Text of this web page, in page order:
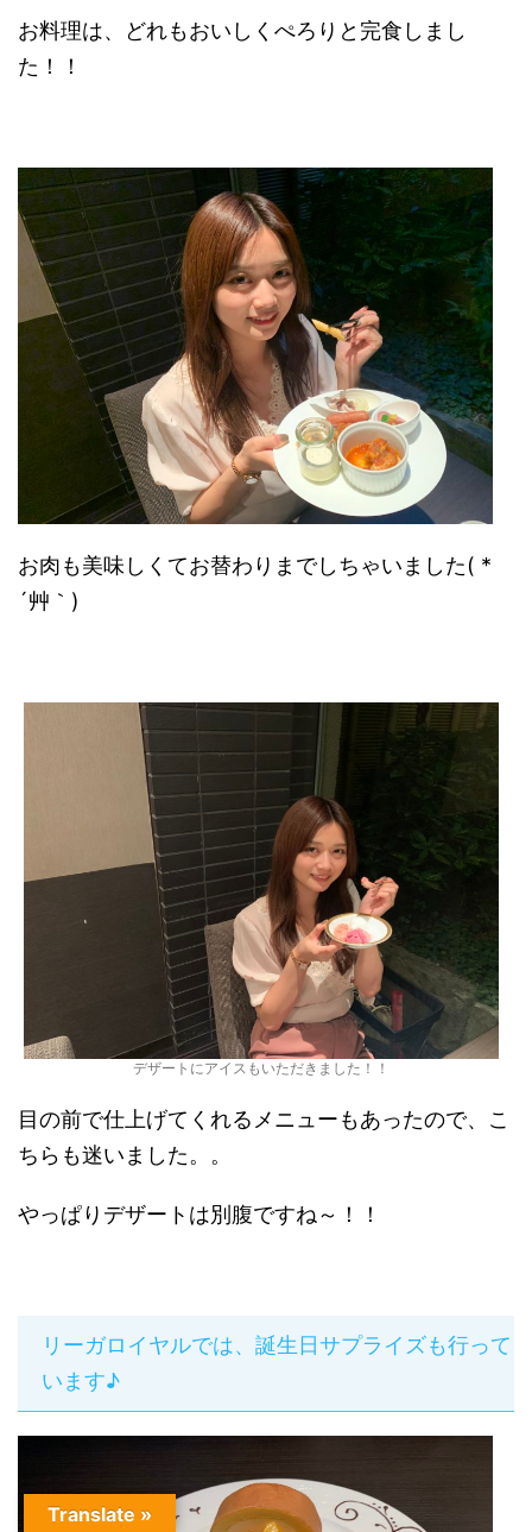
お料理は、どれもおいしくぺろりと完食しまし
た！！
お肉も美味しくてお替わりまでしちゃいました( *
´艸｀)
デザートにアイスもいただきました！！
目の前で仕上げてくれるメニューもあったので、こ
ちらも迷いました。。
やっぱりデザートは別腹ですね～！！
リーガロイヤルでは、誕生日サプライズも行って
います♪
Translate »